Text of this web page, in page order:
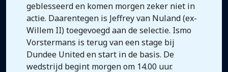
geblesseerd en komen morgen zeker niet in
actie. Daarentegen is Jeffrey van Nuland (ex-
Willem II) toegevoegd aan de selectie. Ismo
Vorstermans is terug van een stage bij
Dundee United en start in de basis. De
wedstrijd begint morgen om 14.00 uur.